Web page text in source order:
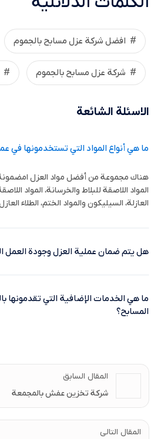
افضل شركة عزل مسابح بالجموم
شركة عزل مسابح بالجموم
الاسئلة الشائعة
ما هي أنواع المواد التي تستخدمونها في
هناك مجموعة من أفضل مواد العزل امضمونة
المواد اللاصقة للبلاط والخرسانة، المواد
العازلة، السيليكون والمواد الختم، الطلاء
هل يتم ضمان عملية العزل وجودة العمل
العزل، وذلك لضمان جودة البناء والحفاظ على
حيث إذا تعرض العزل إلى أي مشكلة فنقوم
مرة أخري بالمجان.
ما هي الخدمات الإضافية التي تقدمونها
المسابح؟
إصلاح أنظمة التدفئة والتبريد، توريد
تجهيزات المسبح).المقال السابق
شركة تخزين عفش بالمجمعة
المقال التالى